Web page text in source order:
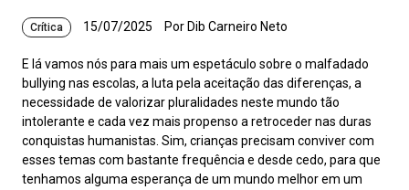
Crítica 15/07/2025 Por Dib Carneiro Neto
E lá vamos nós para mais um espetáculo sobre o malfadado
bullying nas escolas, a luta pela aceitação das diferenças, a
necessidade de valorizar pluralidades neste mundo tão
intolerante e cada vez mais propenso a retroceder nas duras
conquistas humanistas. Sim, crianças precisam conviver com
esses temas com bastante frequência e desde cedo, para que
tenhamos alguma esperança de um mundo melhor em um